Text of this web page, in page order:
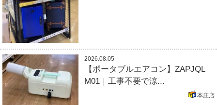
2026.08.05
【ポータブルエアコン】ZAPJQL
M01｜工事不要で涼...
本庄店